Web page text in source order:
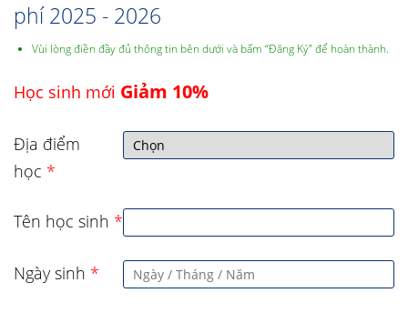
phí 2025 - 2026
Vùi lòng điền đầy đủ thông tin bên dưới và bấm “Đăng Ký” để hoàn thành.
Học sinh mới Giảm 10%
Địa điểm
học *
Tên học sinh *
Ngày sinh *